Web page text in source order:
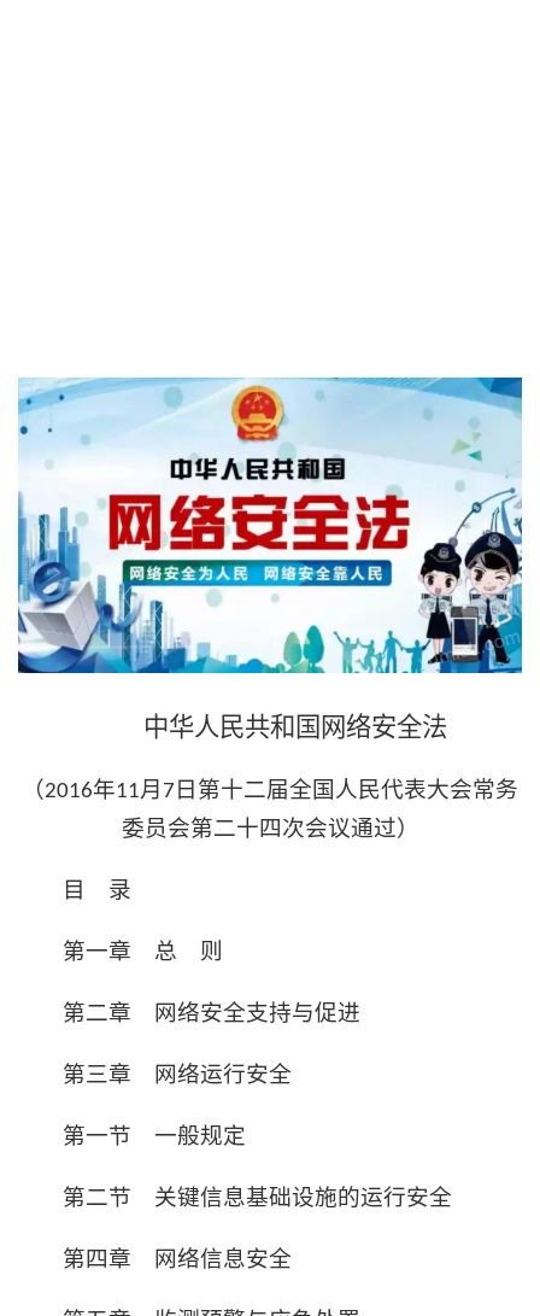
中华人民共和国网络安全法
（2016年11月 7 日第十二届全国人民代表大会常务
委员会第二十四次会议通过）
目 录
第一章 总 则
第二章 网络安全支持与促进
第三章 网络运行安全
第一节 一般规定
第二节 关键信息基础设施的运行安全
第四章 网络信息安全